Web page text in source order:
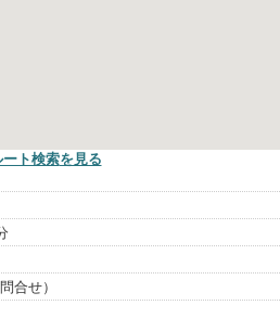
ート検索を見る
合せ）